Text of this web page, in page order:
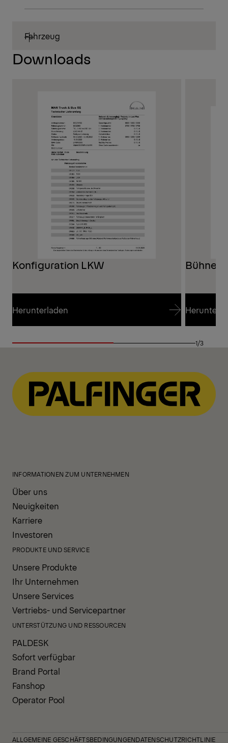
Fahrzeug
Downloads
Konfiguration LKW
Herunterladen
Herunterladen 1/3
INFORMATIONEN ZUM UNTERNEHMEN
Über uns
Neuigkeiten
Karriere
Investoren
PRODUKTE UND SERVICE
Unsere Produkte
Ihr Unternehmen
Unsere Services
Vertriebs- und Servicepartner
UNTERSTÜTZUNG UND RESSOURCEN
PALDESK
Sofort verfügbar
Brand Portal
Fanshop
Operator Pool
ALLGEMEINE GESCHÄFTSBEDINGUNGENDATENSCHUTZRICHTLINIE